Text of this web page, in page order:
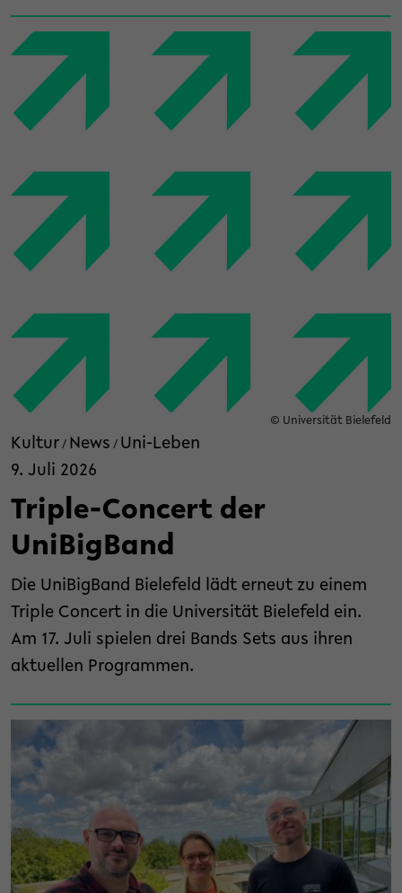
© Universität Bielefeld
Kultur / News / Uni-Leben
9. Juli 2026
Triple-Concert der
UniBigBand
Die UniBigBand Bielefeld lädt erneut zu einem
Triple Concert in die Universität Bielefeld ein.
Am 17. Juli spielen drei Bands Sets aus ihren
aktuellen Programmen.